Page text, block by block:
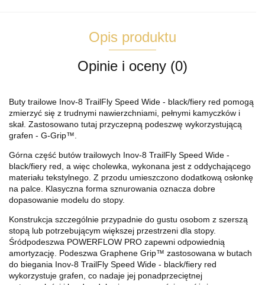
Opis produktu
Opinie i oceny (0)
Buty trailowe Inov-8 TrailFly Speed Wide - black/fiery red pomogą
zmierzyć się z trudnymi nawierzchniami, pełnymi kamyczków i
skał. Zastosowano tutaj przyczepną podeszwę wykorzystującą
grafen - G-Grip™.
Górna część butów trailowych Inov-8 TrailFly Speed Wide -
black/fiery red, a więc cholewka, wykonana jest z oddychającego
materiału tekstylnego. Z przodu umieszczono dodatkową osłonkę
na palce. Klasyczna forma sznurowania oznacza dobre
dopasowanie modelu do stopy.
Konstrukcja szczególnie przypadnie do gustu osobom z szerszą
stopą lub potrzebującym większej przestrzeni dla stopy.
Śródpodeszwa POWERFLOW PRO zapewni odpowiednią
amortyzację. Podeszwa Graphene Grip™ zastosowana w butach
do biegania Inov-8 TrailFly Speed Wide - black/fiery red
wykorzystuje grafen, co nadaje jej ponadprzeciętnej